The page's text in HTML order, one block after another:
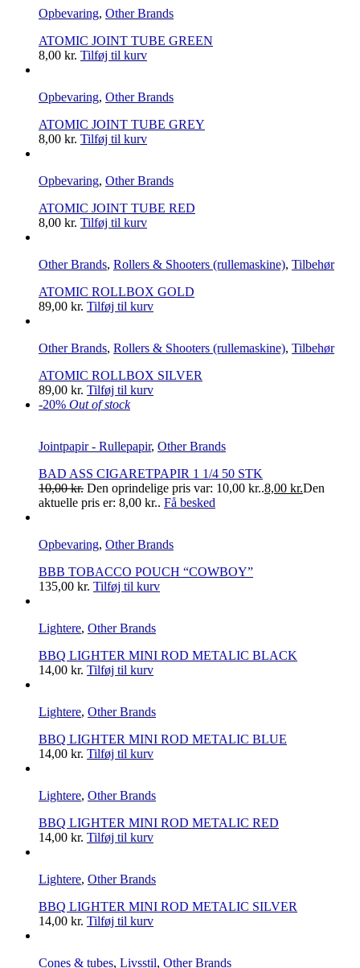
Opbevaring, Other Brands
ATOMIC JOINT TUBE GREEN
8,00 kr. Tilføj til kurv
Opbevaring, Other Brands
ATOMIC JOINT TUBE GREY
8,00 kr. Tilføj til kurv
Opbevaring, Other Brands
ATOMIC JOINT TUBE RED
8,00 kr. Tilføj til kurv
Other Brands, Rollers & Shooters (rullemaskine), Tilbehør
ATOMIC ROLLBOX GOLD
89,00 kr. Tilføj til kurv
Other Brands, Rollers & Shooters (rullemaskine), Tilbehør
ATOMIC ROLLBOX SILVER
89,00 kr. Tilføj til kurv
-20% Out of stock
Jointpapir - Rullepapir, Other Brands
BAD ASS CIGARETPAPIR 1 1/4 50 STK
10,00kr. Den oprindelige pris var: 10,00 kr..8,00 kr.Den
aktuelle pris er: 8,00 kr.. Få besked
Opbevaring, Other Brands
BBB TOBACCO POUCH “COWBOY”
135,00 kr. Tilføj til kurv
Lightere, Other Brands
BBQ LIGHTER MINI ROD METALIC BLACK
14,00 kr. Tilføj til kurv
Lightere, Other Brands
BBQ LIGHTER MINI ROD METALIC BLUE
14,00 kr. Tilføj til kurv
Lightere, Other Brands
BBQ LIGHTER MINI ROD METALIC RED
14,00 kr. Tilføj til kurv
Lightere, Other Brands
BBQ LIGHTER MINI ROD METALIC SILVER
14,00 kr. Tilføj til kurv
Cones & tubes, Livsstil, Other Brands